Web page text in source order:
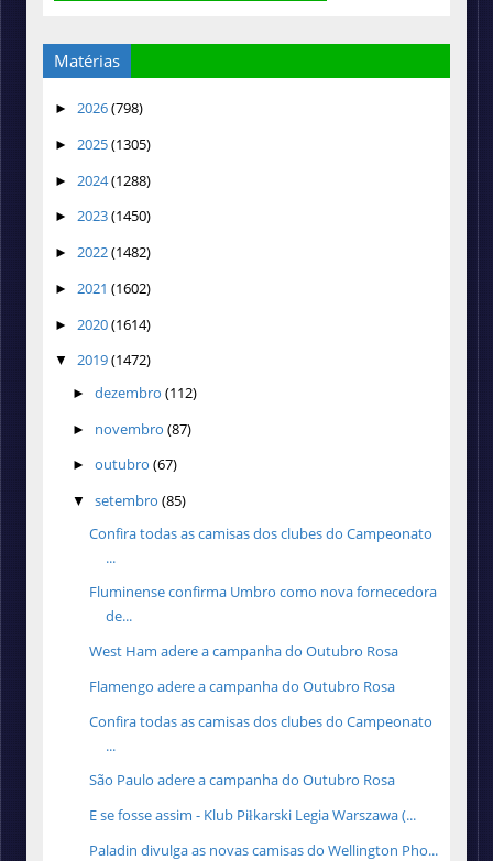
Matérias
► 2026(798)
► 2025(1305)
► 2024(1288)
► 2023(1450)
► 2022(1482)
► 2021 (1602)
► 2020(1614)
▼ 2019(1472)
► dezembro (112)
► novembro (87)
► outubro (67)
▼ setembro (85)
Confira todas as camisas dos clubes do Campeonato
...
Fluminense confirma Umbro como nova fornecedora
de...
West Ham adere a campanha do Outubro Rosa
Flamengo adere a campanha do Outubro Rosa
Confira todas as camisas dos clubes do Campeonato
...
São Paulo adere a campanha do Outubro Rosa
E se fosse assim - Klub Piłkarski Legia Warszawa (...
Paladin divulga as novas camisas do Wellington Pho...